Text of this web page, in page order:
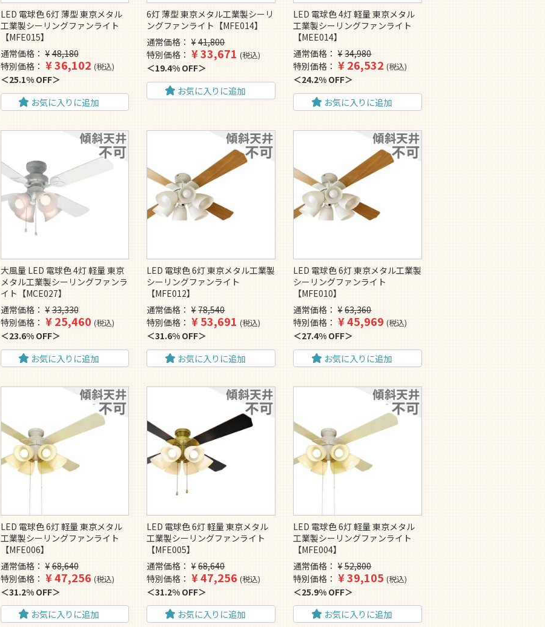
LED 電球色 6灯 薄型 東京メタル
工業製シーリングファンライト
【MFE015】
通常価格
¥ 48,180
特別価格
¥36,102 税込
25.1% OFF
お気に入りに追加
6灯 薄型 東京メタル工業製シーリ
ングファンライト【MFE014】
通常価格
¥ 41,800
特別価格
¥33,671 税込
19.4% OFF
お気に入りに追加
LED 電球色 4灯 軽量 東京メタル
工業製シーリングファンライト
【MEE014】
通常価格
¥ 34,980
特別価格
¥26,532 税込
24.2% OFF
お気に入りに追加
大風量 LED 電球色 4灯 軽量 東京
メタル工業製シーリングファンラ
イト【MCE027】
通常価格
¥ 33,330
特別価格
¥ 25,460 税込
23.6% OFF
お気に入りに追加
LED 電球色 6灯 東京メタル工業製
シーリングファンライト
【MFE012】
通常価格
¥ 78,540
特別価格
¥53,691 税込
31.6% OFF
お気に入りに追加
LED 電球色 6灯 東京メタル工業製
シーリングファンライト
【MFE010】
通常価格
¥ 63,360
特別価格
¥45,969 税込
27.4% OFF
お気に入りに追加
LED 電球色 6灯 軽量 東京メタル
工業製シーリングファンライト
【MFE006】
通常価格
¥ 68,640
特別価格
¥47,256 税込
31.2% OFF
お気に入りに追加
LED 電球色 6灯 軽量 東京メタル
工業製シーリングファンライト
【MFE005】
通常価格
¥ 68,640
特別価格
¥47,256 税込
31.2% OFF
お気に入りに追加
LED 電球色 6灯 軽量 東京メタル
工業製シーリングファンライト
【MFE004】
通常価格
¥ 52,800
特別価格
¥39,105 税込
25.9% OFF
お気に入りに追加